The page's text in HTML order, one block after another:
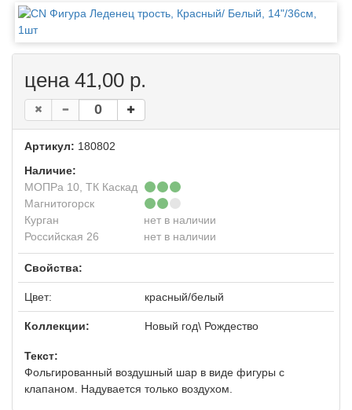
цена 41,00 р.
Артикул: 180802
Наличие:
МОПРа 10, ТК Каскад
Магнитогорск
Курган
нет в наличии
Российская 26
нет в наличии
Свойства:
Цвет: красный/белый
Коллекции: Новый год\ Рождество
Текст:
Фольгированный воздушный шар в виде фигуры с
клапаном. Надувается только воздухом.